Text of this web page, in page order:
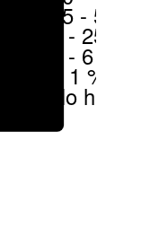
25 - 50 %
6 - 25 %
1 - 6 %
< 1 %
No hay